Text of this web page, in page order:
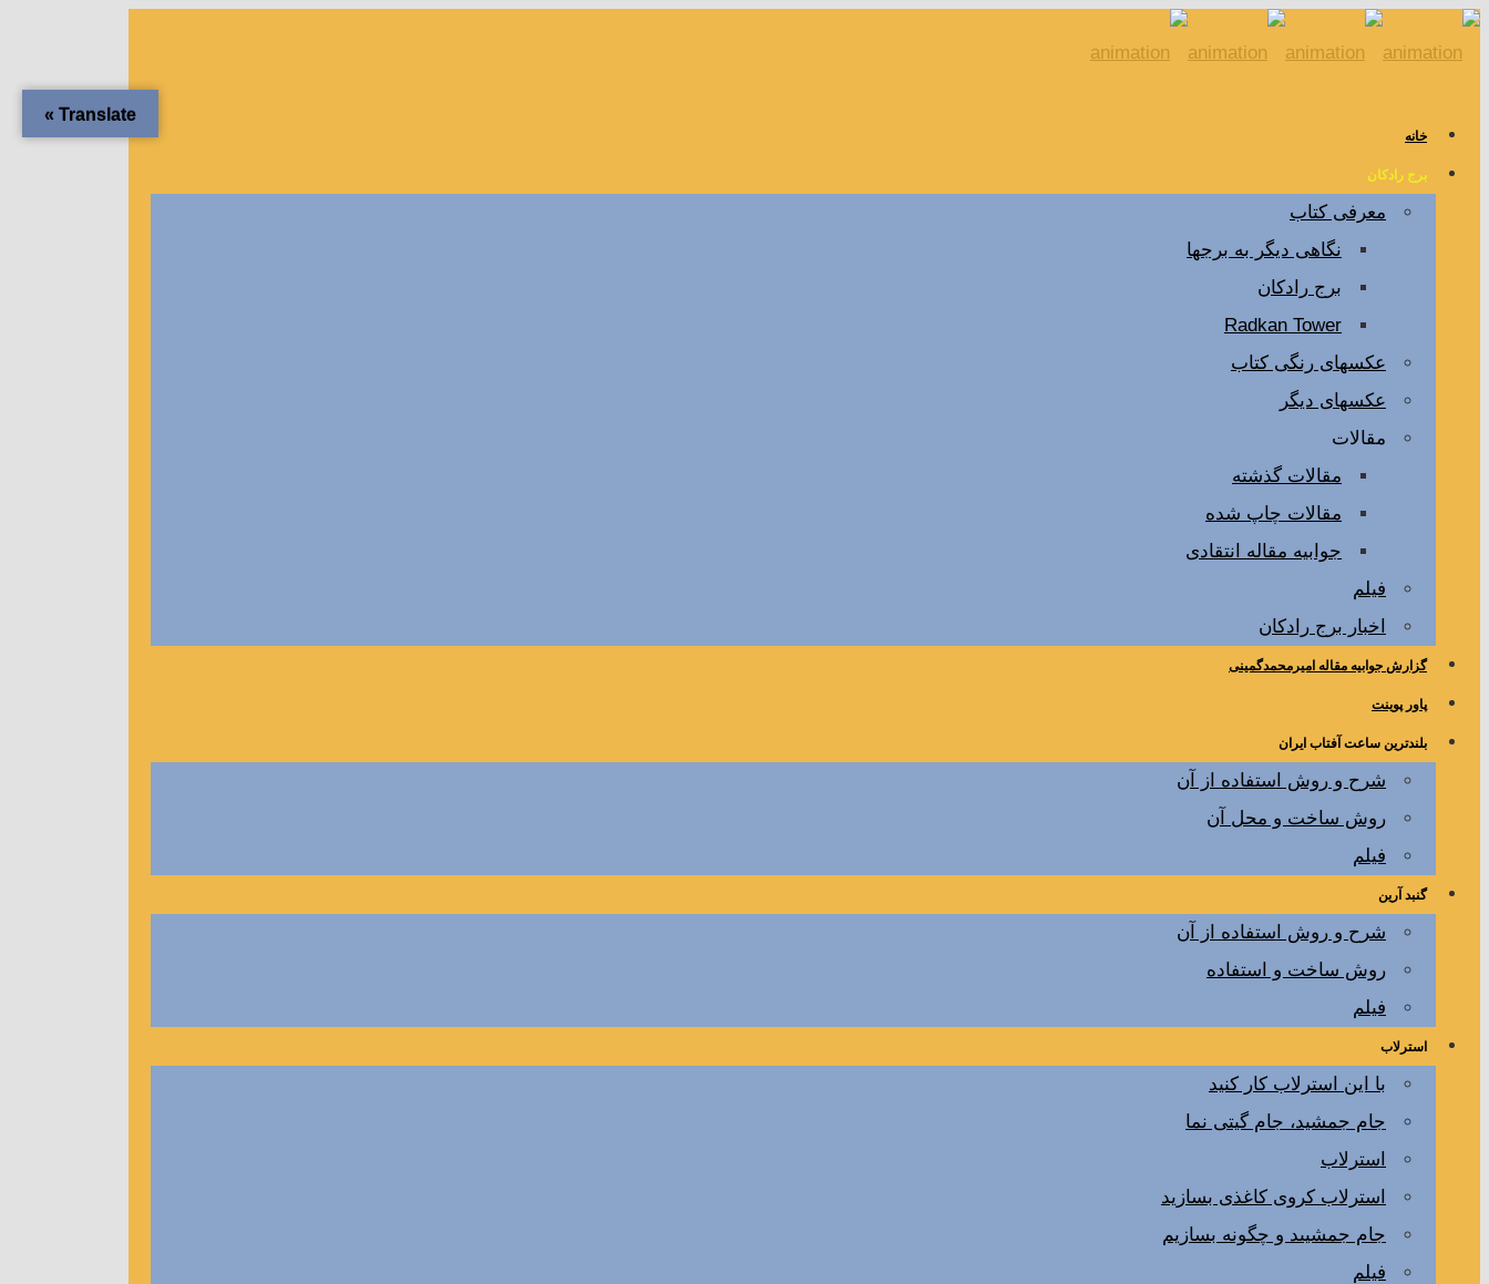
خانه
برج رادکان
معرفی کتاب
نگاهی دیگر به برجها
برج رادکان
Radkan Tower
عکسهای رنگی کتاب
عکسهای دیگر
مقالات
مقالات گذشته
مقالات چاپ شده
جوابیه مقاله انتقادی
فیلم
اخبار برج رادکان
گزارش جوابیه مقاله امیرمحمدگمینی
پاور پوینت
بلندترین ساعت آفتاب ایران
شرح و روش استفاده از آن
روش ساخت و محل آن
فیلم
گنبد آرین
شرح و روش استفاده از آن
روش ساخت و استفاده
فیلم
استرلاب
با این استرلاب کار کنید
جام جمشید، جام گیتی نما
استرلاب
استرلاب کروی کاغذی بسازید
جام جمشیىد و چگونه بسازیم
فیلم
Translate »